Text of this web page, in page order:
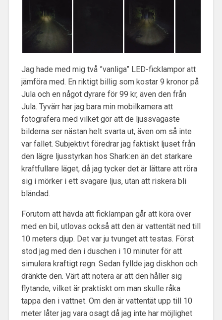
Jag hade med mig två ”vanliga” LED-ficklampor att
jämföra med. En riktigt billig som kostar 9 kronor på
Jula och en något dyrare för 99 kr, även den från
Jula. Tyvärr har jag bara min mobilkamera att
fotografera med vilket gör att de ljussvagaste
bilderna ser nästan helt svarta ut, även om så inte
var fallet. Subjektivt föredrar jag faktiskt ljuset från
den lägre ljusstyrkan hos Shark:en än det starkare
kraftfullare läget, då jag tycker det är lättare att röra
sig i mörker i ett svagare ljus, utan att riskera bli
bländad.
Förutom att hävda att ficklampan går att köra över
med en bil, utlovas också att den är vattentät ned till
10 meters djup. Det var ju tvunget att testas. Först
stod jag med den i duschen i 10 minuter för att
simulera kraftigt regn. Sedan fyllde jag diskhon och
dränkte den. Värt att notera är att den håller sig
flytande, vilket är praktiskt om man skulle råka
tappa den i vattnet. Om den är vattentät upp till 10
meter låter jag vara osagt då jag inte har möjlighet